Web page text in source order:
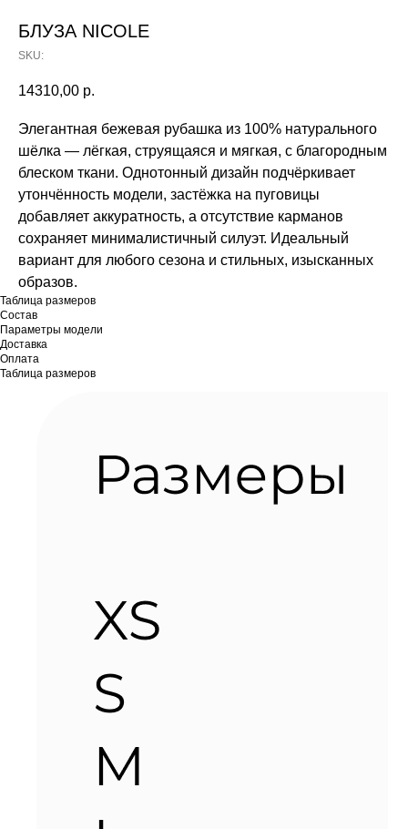
БЛУЗА NICOLE
SKU:
14310,00 р.
Элегантная бежeвая рубашка из 100% натурального
шёлка — лёгкая, струящаяся и мягкая, с благородным
блеском ткани. Однотонный дизайн подчёркивает
утончённость модели, застёжка на пуговицы
добавляет аккуратность, а отсутствие карманов
сохраняет минималистичный силуэт. Идеальный
вариант для любого сезона и стильных, изысканных
образов.
Таблица размеров
Состав
Параметры модели
Доставка
Оплата
Таблица размеров